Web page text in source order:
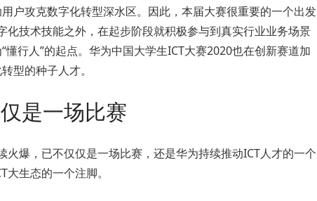
户攻克数字化转型深水区。因此，本届大赛很重要的一个出发
化技术技能之外，在起步阶段就积极参与到真实行业业务场景
行人”的起点。华为中国大学生ICT大赛2020也在创新赛道加
型的种子人才。
是一场比赛
火爆，已不仅仅是一场比赛，还是华为持续推动ICT人才的一个
生态的一个注脚。